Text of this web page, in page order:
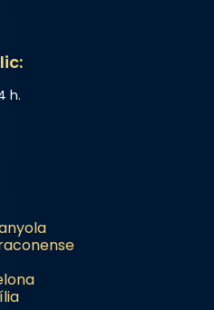
h.